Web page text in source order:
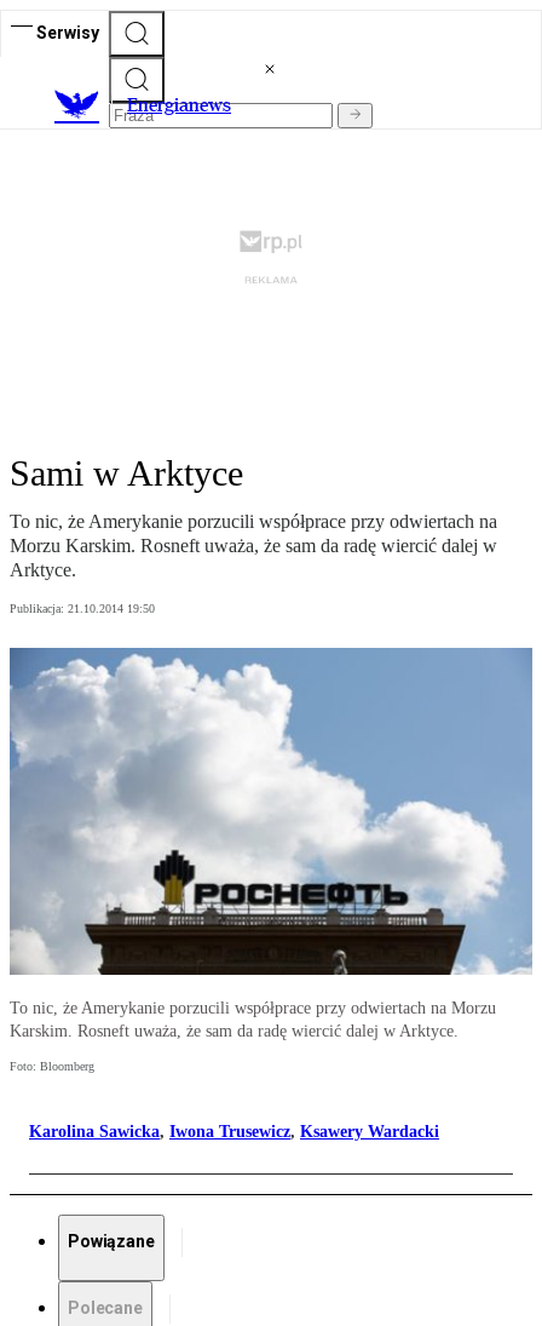
Serwisy
Energianews
Sami w Arktyce
To nic, że Amerykanie porzucili współprace przy odwiertach na
Morzu Karskim. Rosneft uważa, że sam da radę wiercić dalej w
Arktyce.
Publikacja: 21.10.2014 19:50
To nic, że Amerykanie porzucili współprace przy odwiertach na Morzu
Karskim. Rosneft uważa, że sam da radę wiercić dalej w Arktyce.
Foto: Bloomberg
Karolina Sawicka, Iwona Trusewicz, Ksawery Wardacki
Powiązane
Polecane